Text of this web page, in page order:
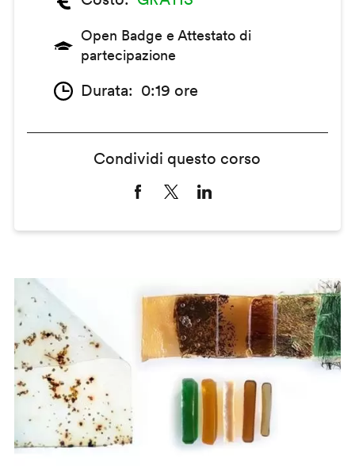
Open Badge e Attestato di
partecipazione
Durata 0:19 ore
Condividi questo corso